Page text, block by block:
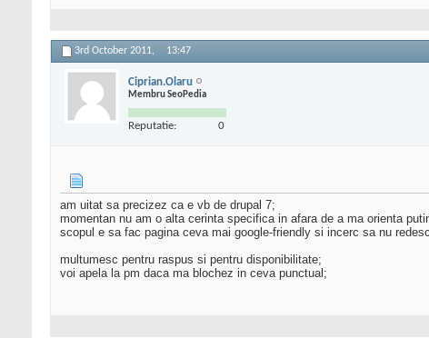
3rd October 2011, 13:47
Ciprian.Olaru
Membru SeoPedia
Reputatie: 0
am uitat sa precizez ca e vb de drupal 7;
momentan nu am o alta cerinta specifica in afara de a ma orienta
scopul e sa fac pagina ceva mai google-friendly si incerc sa nu
multumesc pentru raspus si pentru disponibilitate;
voi apela la pm daca ma blochez in ceva punctual;